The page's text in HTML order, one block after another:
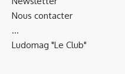
Nous contacter
…
Ludomag "Le Club"